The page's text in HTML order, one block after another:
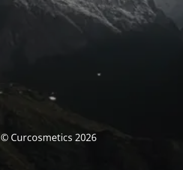
© Curcosmetics 2026